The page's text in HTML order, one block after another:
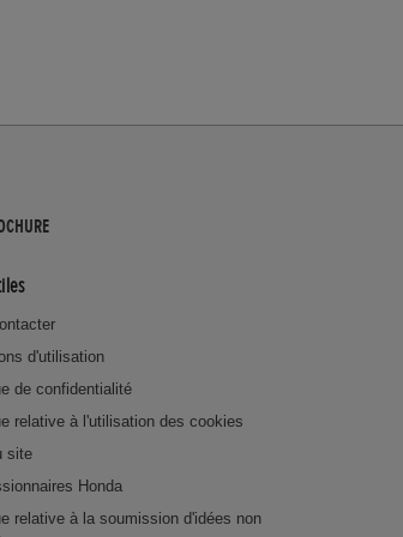
d'utilisation
de confidentialité
relative à l'utilisation des cookies
site
Honda
relative à la soumission d'idées non